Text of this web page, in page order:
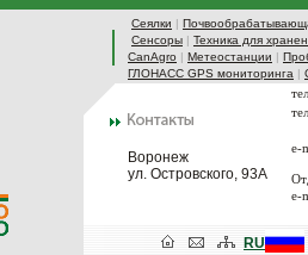
Сеялки |
Сенсоры | Техника для
CanAgro | Метеостанции |
ГЛОНАСС GPS мониторинга |
Воронеж
ул. Островского, 93А
e-
e-
RU